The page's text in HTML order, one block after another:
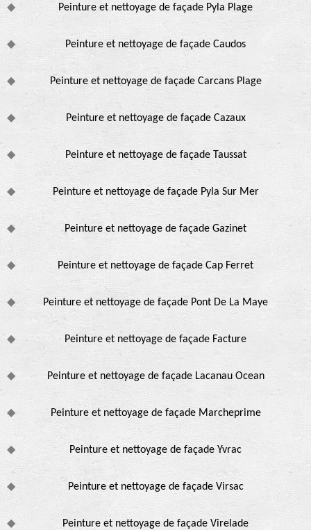
Peinture et nettoyage de façade Pyla Plage
Peinture et nettoyage de façade Caudos
Peinture et nettoyage de façade Carcans Plage
Peinture et nettoyage de façade Cazaux
Peinture et nettoyage de façade Taussat
Peinture et nettoyage de façade Pyla Sur Mer
Peinture et nettoyage de façade Gazinet
Peinture et nettoyage de façade Cap Ferret
Peinture et nettoyage de façade Pont De La Maye
Peinture et nettoyage de façade Facture
Peinture et nettoyage de façade Lacanau Ocean
Peinture et nettoyage de façade Marcheprime
Peinture et nettoyage de façade Yvrac
Peinture et nettoyage de façade Virsac
Peinture et nettoyage de façade Virelade